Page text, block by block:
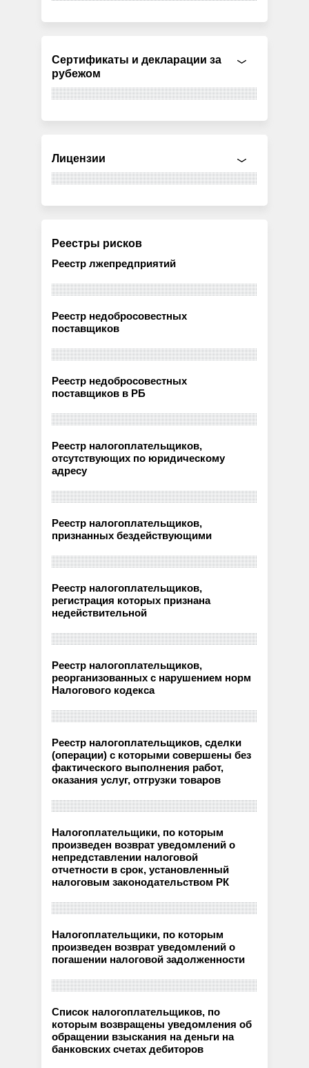
Сертификаты и декларации за
рубежом
Лицензии
Реестры рисков
Реестр лжепредприятий
Реестр недобросовестных
поставщиков
Реестр недобросовестных
поставщиков в РБ
Реестр налогоплательщиков,
отсутствующих по юридическому
адресу
Реестр налогоплательщиков,
признанных бездействующими
Реестр налогоплательщиков,
регистрация которых признана
недействительной
Реестр налогоплательщиков,
реорганизованных с нарушением норм
Налогового кодекса
Реестр налогоплательщиков, сделки
(операции) с которыми совершены без
фактического выполнения работ,
оказания услуг, отгрузки товаров
Налогоплательщики, по которым
произведен возврат уведомлений о
непредставлении налоговой
отчетности в срок, установленный
налоговым законодательством РК
Налогоплательщики, по которым
произведен возврат уведомлений о
погашении налоговой задолженности
Список налогоплательщиков, по
которым возвращены уведомления об
обращении взыскания на деньги на
банковских счетах дебиторов